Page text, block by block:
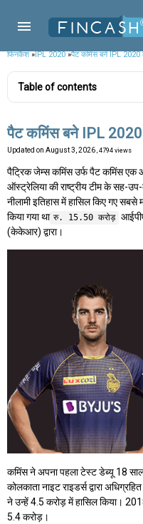
फिनकैश»IPL 2020»पैट कमिंस बने IPL 2020
Table of contents
पैट कमिंस बने IPL
Updated on August 3, 2026 , 4794 views
पैट्रिक जेम्स कमिंस उर्फ पैट कमिंस एक
ऑस्ट्रेलिया की राष्ट्रीय टीम के सह-
नीलामी इतिहास में हासिल किए गए
किया गया था रु. 15.50 करोड़
(केकेआर) द्वारा।
कमिंस ने अपना पहला टेस्ट डेब्यू 18
कोलकाता नाइट राइडर्स द्वारा
ने उन्हें 4.5 करोड़ में हासिल किया।
5.4 करोड़।